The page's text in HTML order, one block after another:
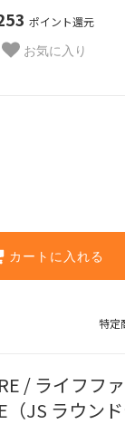
ポイント還元
お気に入り
カートに入れる
特定
/ ライフフ
JS ラウンド